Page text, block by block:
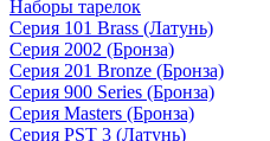
Наборы тарелок
Серия 101 Brass (Латунь)
Серия 2002 (Бронза)
Серия 201 Bronze (Бронза)
Серия 900 Series (Бронза)
Серия Masters (Бронза)
Серия PST 3 (Латунь)